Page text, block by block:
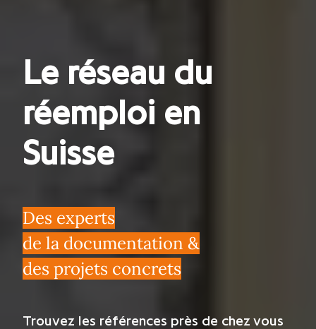
Le réseau du
réemploi en
Suisse
Des experts
de la documentation &
des projets concrets
Trouvez les références près de chez vous